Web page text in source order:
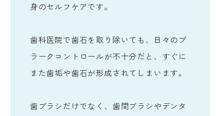
身のセルフケアです。
歯科医院で歯石を取り除いても、日々のプ
ラークコントロールが不十分だと、すぐに
また歯垢や歯石が形成されてしまいます。
歯ブラシだけでなく、歯間ブラシやデンタ